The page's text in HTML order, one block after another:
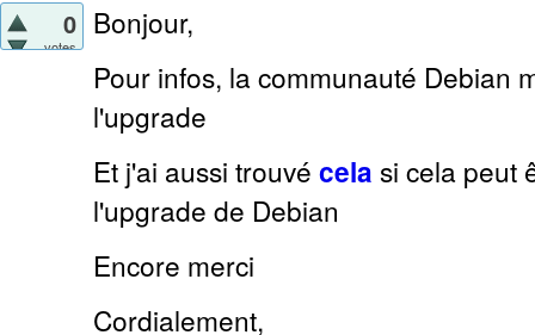
0
votes
Bonjour,
Pour infos, la communauté Debian
l'upgrade
Et j'ai aussi trouvé cela si cela peut
l'upgrade de Debian
Encore merci
Cordialement,